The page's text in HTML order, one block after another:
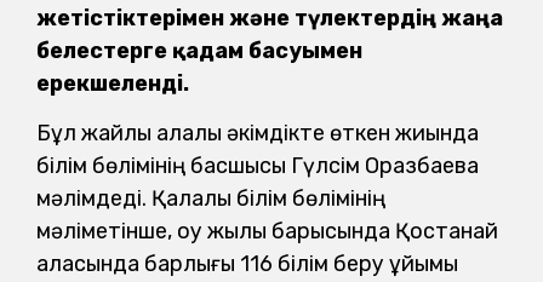
жетістіктерімен және түлектердің жаңа
белестерге қадам басуымен
ерекшеленді.
Бұл жайлы қалалық әкімдікте өткен жиында
білім бөлімінің басшысы Гүлсім Оразбаева
мәлімдеді. Қалалық білім бөлімінің
мәліметінше, оқу жылы барысында Қостанай
қаласында барлығы 116 білім беру ұйымы